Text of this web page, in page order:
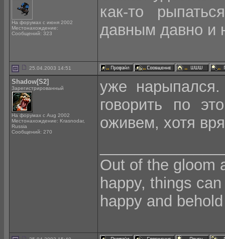
На форумах с июня 2002
Местонахождение:
Сообщений: 323
как-то
давным давно и
25.04.2003 14:51
Shadow[S2]
Зарегистрированный
На форумах с Aug 2002
Местонахождение: Krasnodar,
Russia
Сообщений: 270
уже
говорить по
оживем, хотя
Out of the gloom
happy, things
happy and